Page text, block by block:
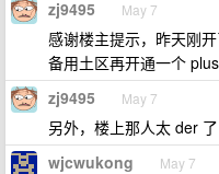
zj9495 May 7
感谢楼主提示，昨天刚
备用土区再开通一个
zj9495 May 7
另外，楼上那人太 der
wjcwukong May 7